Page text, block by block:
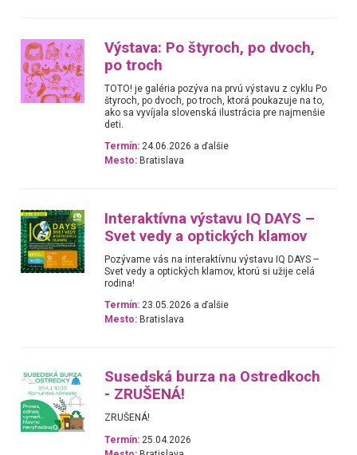
Výstava: Po štyroch, po dvoch,
po troch
TOTO! je galéria pozýva na prvú výstavu z cyklu Po
štyroch, po dvoch, po troch, ktorá poukazuje na to,
ako sa vyvíjala slovenská ilustrácia pre najmenšie
deti.
Termín: 24.06.2026 a ďalšie
Mesto: Bratislava
Interaktívna výstavu IQ DAYS –
Svet vedy a optických klamov
Pozývame vás na interaktívnu výstavu IQ DAYS –
Svet vedy a optických klamov, ktorú si užije celá
rodina!
Termín: 23.05.2026 a ďalšie
Mesto: Bratislava
Susedská burza na Ostredkoch
- ZRUŠENÁ!
ZRUŠENÁ!
Termín: 25.04.2026